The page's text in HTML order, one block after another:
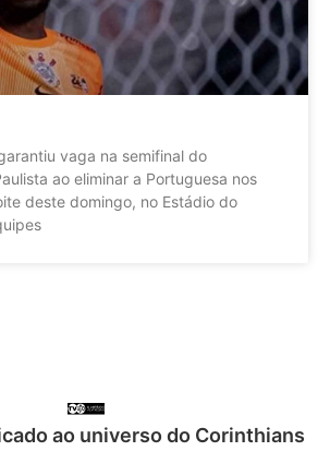
vaga na semifinal do
ao eliminar a Portuguesa nos
deste domingo, no Estádio do
ao universo do Corinthians